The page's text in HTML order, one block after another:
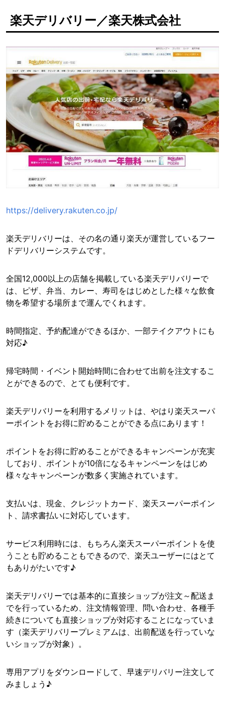
楽天デリバリー／楽天株式会社
https://delivery.rakuten.co.jp/
楽天デリバリーは、その名の通り楽天が運営しているフー
ドデリバリーシステムです。
全国12,000以上の店舗を掲載している楽天デリバリーで
は、ピザ、弁当、カレー、寿司をはじめとした様々な飲食
物を希望する場所まで運んでくれます。
時間指定、予約配達ができるほか、一部テイクアウトにも
対応♪
帰宅時間・イベント開始時間に合わせて出前を注文するこ
とができるので、とても便利です。
楽天デリバリーを利用するメリットは、やはり楽天スーパ
ーポイントをお得に貯めることができる点にあります！
ポイントをお得に貯めることができるキャンペーンが充実
しており、ポイントが10倍になるキャンペーンをはじめ
様々なキャンペーンが数多く実施されています。
支払いは、現金、クレジットカード、楽天スーパーポイン
ト、請求書払いに対応しています。
サービス利用時には、もちろん楽天スーパーポイントを使
うことも貯めることもできるので、楽天ユーザーにはとて
もありがたいです♪
楽天デリバリーでは基本的に直接ショップが注文～配送ま
でを行っているため、注文情報管理、問い合わせ、各種手
続きについても直接ショップが対応することになっていま
す（楽天デリバリープレミアムは、出前配送を行っていな
いショップが対象）。
専用アプリをダウンロードして、早速デリバリー注文して
みましょう♪